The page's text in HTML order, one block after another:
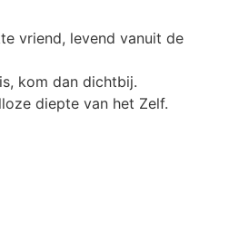
vriend, levend vanuit de
kom dan dichtbij.
diepte van het Zelf.